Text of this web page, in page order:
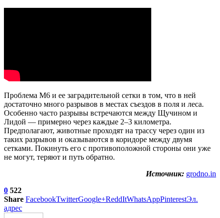
Проблема М6 и ее заградительной сетки в том, что в ней
достаточно много разрывов в местах съездов в поля и леса.
Особенно часто разрывы встречаются между Щучином и
Лидой — примерно через каждые 2–3 километра.
Предполагают, животные проходят на трассу через один из
таких разрывов и оказываются в коридоре между двумя
сетками. Покинуть его с противоположной стороны они уже
не могут, теряют и путь обратно.
Источник: grodno.in
0 522
Share FacebookTwitterGoogle+ReddItWhatsAppPinterestЭл.
адрес